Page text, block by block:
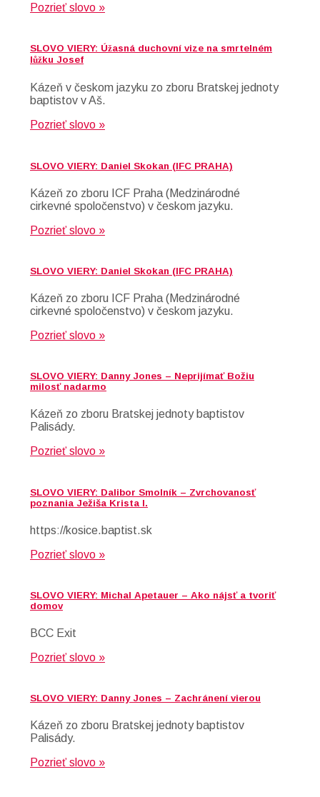
Pozrieť slovo »
SLOVO VIERY: Úžasná duchovní vize na smrtelném
lůžku Josef
Kázeň v českom jazyku zo zboru Bratskej jednoty
baptistov v Aš.
Pozrieť slovo »
SLOVO VIERY: Daniel Skokan (IFC PRAHA)
Kázeň zo zboru ICF Praha (Medzinárodné
cirkevné spoločenstvo) v českom jazyku.
Pozrieť slovo »
SLOVO VIERY: Daniel Skokan (IFC PRAHA)
Kázeň zo zboru ICF Praha (Medzinárodné
cirkevné spoločenstvo) v českom jazyku.
Pozrieť slovo »
SLOVO VIERY: Danny Jones – Neprijímať Božiu
milosť nadarmo
Kázeň zo zboru Bratskej jednoty baptistov
Palisády.
Pozrieť slovo »
SLOVO VIERY: Dalibor Smolník – Zvrchovanosť
poznania Ježiša Krista I.
https://kosice.baptist.sk
Pozrieť slovo »
SLOVO VIERY: Michal Apetauer – Ako nájsť a tvoriť
domov
BCC Exit
Pozrieť slovo »
SLOVO VIERY: Danny Jones – Zachránení vierou
Kázeň zo zboru Bratskej jednoty baptistov
Palisády.
Pozrieť slovo »